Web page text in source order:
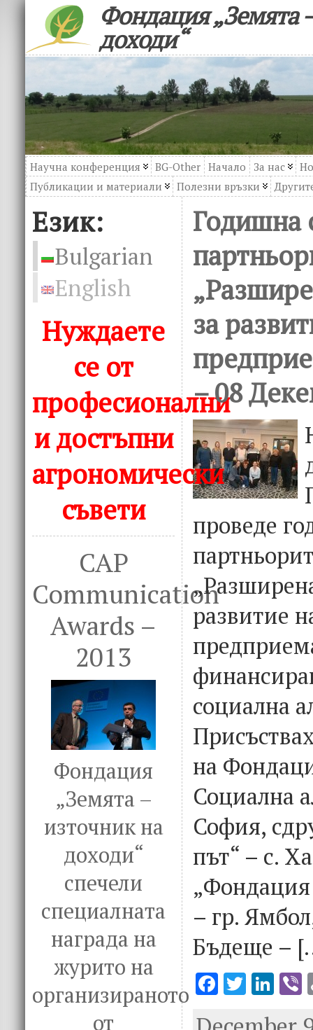
Фондация „Земята
доходи“
Научна конференция BG-Other Начало За нас
Публикации и материали
Полезни връзки
Език:
Bulgarian
English
Нуждаете
се от
професионални
и достъпни
агрономически
съвети
CAP
Communication
Awards –
2013
Фондация
„Земята –
източник на
доходи“
спечели
специалната
награда на
журито на
организираното
от
Годишна
за
– 08
проведе
развитие
социална
на
Социална
София,
път“ – с.
„Фондация
– гр.
Бъдеще –
F T Li